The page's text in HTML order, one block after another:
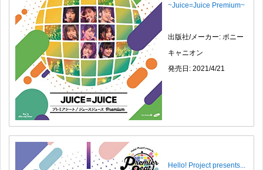
~Juice=Juice Premium~
出版社/メーカー: ポニー
キャニオン
発売日: 2021/4/21
Hello! Project presents...